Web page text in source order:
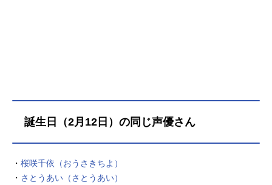
佐藤広明プロデューサー：前田和
クター：うえだひでひと制作：フジ
D：「君にWoo…!」STR!X公開開始
年＆季節1984秋アニメ(C)次原隆二／
誕生日（2月12日）の同じ声優さん
・ 桜咲千依（おうさきちよ）
・ さとうあい（さとうあい）